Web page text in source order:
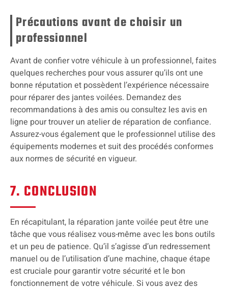
Précautions avant de choisir un
professionnel
Avant de confier votre véhicule à un professionnel, faites
quelques recherches pour vous assurer qu’ils ont une
bonne réputation et possèdent l’expérience nécessaire
pour réparer des jantes voilées. Demandez des
recommandations à des amis ou consultez les avis en
ligne pour trouver un atelier de réparation de confiance.
Assurez-vous également que le professionnel utilise des
équipements modernes et suit des procédés conformes
aux normes de sécurité en vigueur.
7. CONCLUSION
En récapitulant, la réparation jante voilée peut être une
tâche que vous réalisez vous-même avec les bons outils
et un peu de patience. Qu’il s’agisse d’un redressement
manuel ou de l’utilisation d’une machine, chaque étape
est cruciale pour garantir votre sécurité et le bon
fonctionnement de votre véhicule. Si vous avez des